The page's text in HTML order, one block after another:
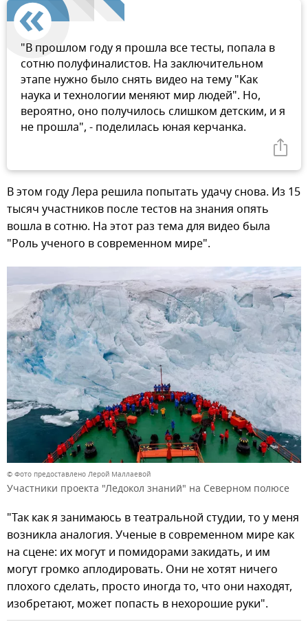
"В прошлом году я прошла все тесты, попала в
сотню полуфиналистов. На заключительном
этапе нужно было снять видео на тему "Как
наука и технологии меняют мир людей". Но,
вероятно, оно получилось слишком детским, и я
не прошла", - поделилась юная керчанка.
В этом году Лера решила попытать удачу снова. Из 15
тысяч участников после тестов на знания опять
вошла в сотню. На этот раз тема для видео была
"Роль ученого в современном мире".
© Фото предоставлено Лерой Маллаевой
Участники проекта "Ледокол знаний" на Северном полюсе
"Так как я занимаюсь в театральной студии, то у меня
возникла аналогия. Ученые в современном мире как
на сцене: их могут и помидорами закидать, и им
могут громко аплодировать. Они не хотят ничего
плохого сделать, просто иногда то, что они находят,
изобретают, может попасть в нехорошие руки".